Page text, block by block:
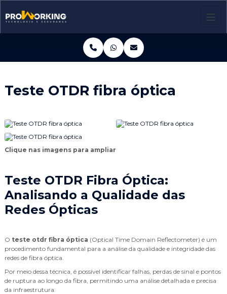
Teste OTDR fibra óptica
Clique nas imagens para ampliar
Teste OTDR Fibra Óptica:
Analisando a Qualidade das
Redes Ópticas
O teste otdr fibra óptica (Optical Time Domain Reflectometer) é um
procedimento fundamental para a análise da qualidade e integridade das
redes de fibra óptica.
Por meio dessa técnica, é possível identificar falhas, perdas de sinal e pontos
de ruptura ao longo da fibra, permitindo uma análise detalhada e precisa
da infraestrutura.